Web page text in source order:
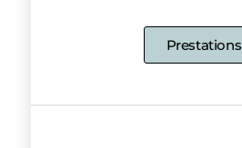
Prestations